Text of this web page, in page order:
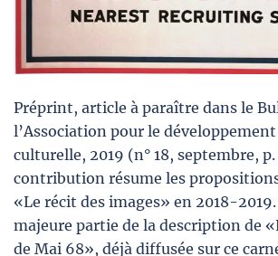
Préprint, article à paraître dans le
l’Association pour le
culturelle, 2019 (n° 18, septembre,
contribution résume les
«Le récit des images» en 2018-
majeure partie de la description de
de Mai 68», déjà diffusée sur ce